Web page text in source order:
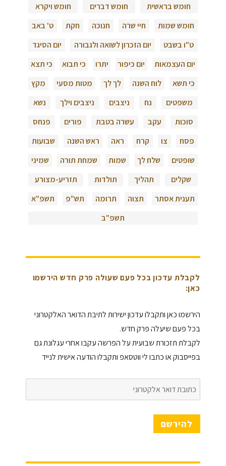
חומש בראשית
חומש דברים
חומש ויקרא
חומש שמות
חיי שרה חנוכה חקת
ט' באב
ט"ו בשבט
יום הזכרון לשואה ולגבורה
יום הסיגד
יום העצמאות
יום כיפור יתרו כי תבוא
כי תצא
כי תשא
לוח השנה לך לך מטות מסעי
מקץ
משפטים
נח ניצבים ניצבים וילך
נשא
סוכות
עקב עשרה בטבת פורים
פנחס
פסח
צו קרח ראה ראש השנה
שבועות
שופטים
שלח לך שמות שמחת תורה
שמיני
שקלים
תהליך תולדות
תזריע-מצורע
תענית אסתר
תצוה תרומה תש"פ
תשפ"א
תשפ"ב
לקבלת עדכון בכל פעם שעולה פרק חדש הירשמו
כאן:
הירשמו כאן ותקבלו עדכון ישירות לתיבת הדואר האלקטרוני
בכל פעם שיעלה פרק חדש.
לקבלת תזכורת שבועית על הפרשה עקבו אחרי עגלונת גם
בפייסבוק או כתבו לי ווטסאפ ותקבלו הודעה אישית לנייד
דואר
אלקטרוני
להירשם